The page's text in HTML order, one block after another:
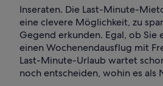
Inseraten. Die Last-Minute-
eine clevere Möglichkeit, zu
Gegend erkunden. Egal, ob Sie
einen Wochenendausflug mit
Last-Minute-Urlaub wartet
noch entscheiden, wohin es als